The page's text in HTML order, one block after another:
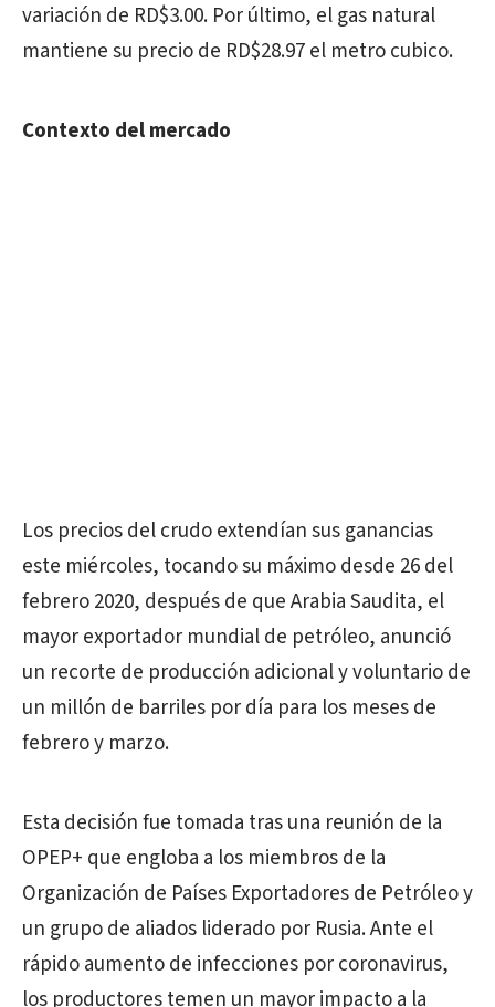
variación de RD$3.00. Por último, el gas natural
mantiene su precio de RD$28.97 el metro cubico.
Contexto del mercado
Los precios del crudo extendían sus ganancias
este miércoles, tocando su máximo desde 26 del
febrero 2020, después de que Arabia Saudita, el
mayor exportador mundial de petróleo, anunció
un recorte de producción adicional y voluntario de
un millón de barriles por día para los meses de
febrero y marzo.
Esta decisión fue tomada tras una reunión de la
OPEP+ que engloba a los miembros de la
Organización de Países Exportadores de Petróleo y
un grupo de aliados liderado por Rusia. Ante el
rápido aumento de infecciones por coronavirus,
los productores temen un mayor impacto a la